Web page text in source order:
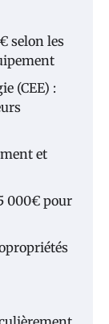
selon les
(CEE) :
et
000€ pour